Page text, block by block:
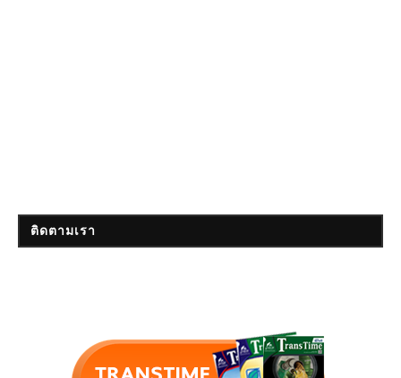
ติดตามเรา